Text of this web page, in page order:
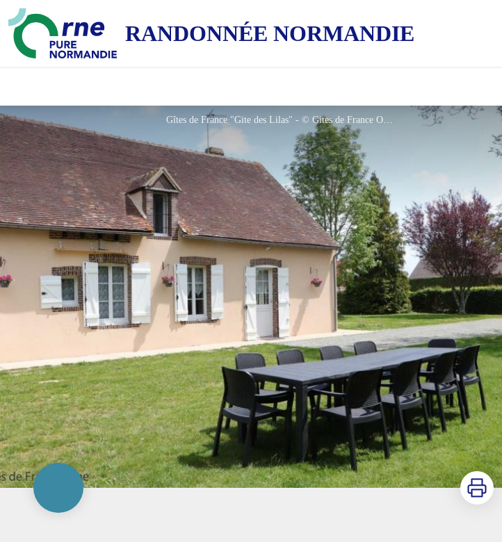
RANDONNÉE NORMANDIE
Gîtes de France "Gite des Lilas" - © Gites de France Orne
Imprimer